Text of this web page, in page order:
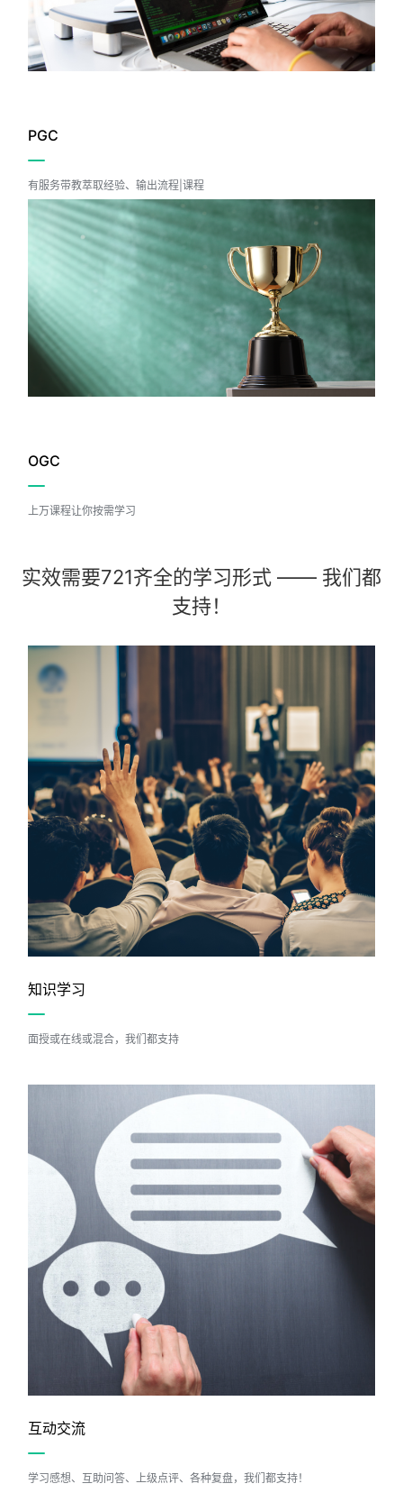
马上体验
PGC
有服务带教萃取经验、输出流程|课程
OGC
上万课程让你按需学习
实效需要721齐全的学习形式 —— 我们都
支持！
知识学习
面授或在线或混合，我们都支持
互动交流
学习感想、互助问答、上级点评、各种复盘，我们都支持！